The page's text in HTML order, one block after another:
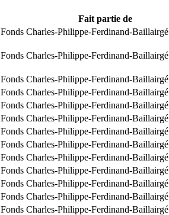
Fait partie de
Fonds Charles-Philippe-Ferdinand-Baillairgé
Fonds Charles-Philippe-Ferdinand-Baillairgé
Fonds Charles-Philippe-Ferdinand-Baillairgé
Fonds Charles-Philippe-Ferdinand-Baillairgé
Fonds Charles-Philippe-Ferdinand-Baillairgé
Fonds Charles-Philippe-Ferdinand-Baillairgé
Fonds Charles-Philippe-Ferdinand-Baillairgé
Fonds Charles-Philippe-Ferdinand-Baillairgé
Fonds Charles-Philippe-Ferdinand-Baillairgé
Fonds Charles-Philippe-Ferdinand-Baillairgé
Fonds Charles-Philippe-Ferdinand-Baillairgé
Fonds Charles-Philippe-Ferdinand-Baillairgé
Fonds Charles-Philippe-Ferdinand-Baillairgé